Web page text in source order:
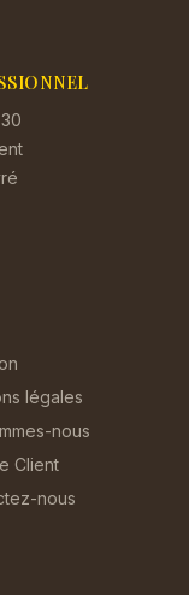
légales
nous
Client
nous